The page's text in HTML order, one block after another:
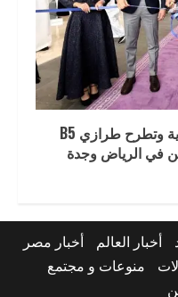
الفطيم تطلق DENZA في السعودية وتطرح طرازي B5
أخبار العالم
أخبار مصر
منوعات و مجتمع